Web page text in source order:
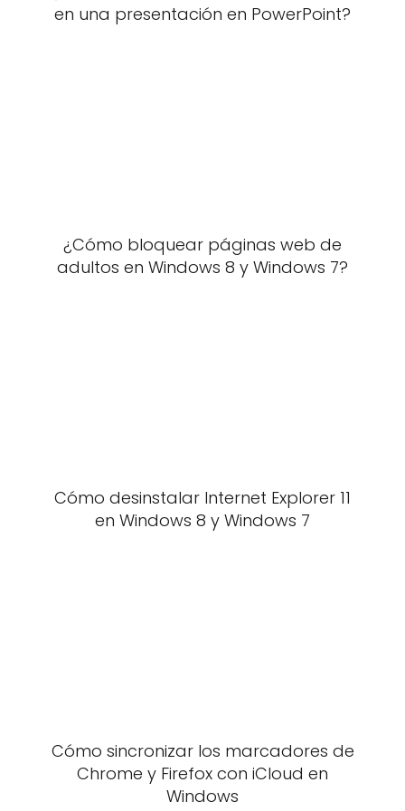
en una presentación en PowerPoint?
¿Cómo bloquear páginas web de
adultos en Windows 8 y Windows 7?
Cómo desinstalar Internet Explorer 11
en Windows 8 y Windows 7
Cómo sincronizar los marcadores de
Chrome y Firefox con iCloud en
Windows